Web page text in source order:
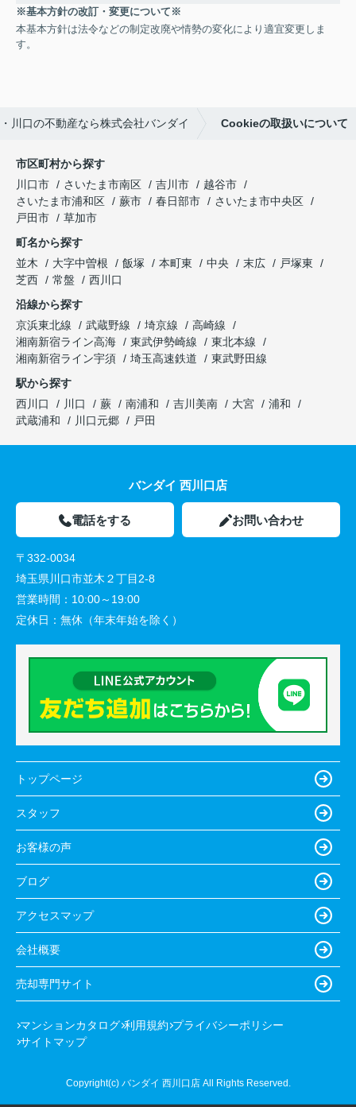
※基本方針の改訂・変更について※
本基本方針は法令などの制定改廃や情勢の変化により適宜変更しま
す。
川口の不動産なら株式会社バンダイ Cookieの取扱いについて
市区町村から探す
川口市
さいたま市南区 吉川市
越谷市
さいたま市浦和区
蕨市 春日部市
さいたま市中央区
戸田市
草加市
町名から探す
並木
大字中曽根 飯塚 本町東 中央 末広
戸塚東
芝西
常盤
西川口
沿線から探す
京浜東北線
武蔵野線 埼京線
高崎線
湘南新宿ライン高海
東武伊勢崎線
東北本線
湘南新宿ライン宇須
埼玉高速鉄道
東武野田線
駅から探す
西川口
川口 蕨 南浦和 吉川美南 大宮
浦和
武蔵浦和
川口元郷 戸田
バンダイ 西川口店
電話をする お問い合わせ
〒332-0034
埼玉県川口市並木２丁目2-8
営業時間： 10:00～19:00
定休日： 無休（年末年始を除く）
トップページ
スタッフ
お客様の声
ブログ
アクセスマップ
会社概要
売却専門サイト
マンションカタログ 利用規約 プライバシーポリシー
サイトマップ
Copyright(c) バンダイ 西川口店 All Rights Reserved.